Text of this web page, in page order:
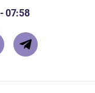
07:58